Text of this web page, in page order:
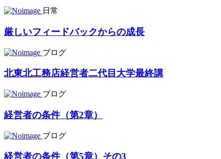
日常
厳しいフィードバックからの成長
ブログ
北東北工務店経営者二代目大学最終講
ブログ
経営者の条件（第2章）
ブログ
経営者の条件（第5章）その3